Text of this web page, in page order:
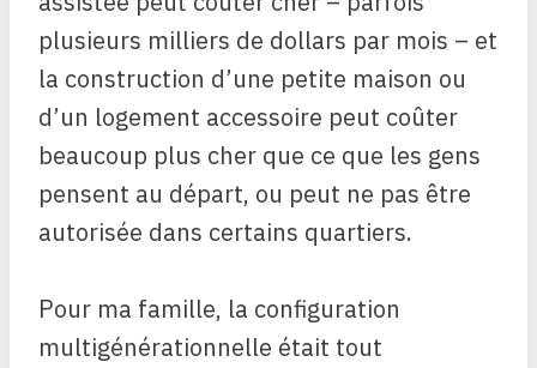
plusieurs milliers de dollars par mois – et
la construction d’une petite maison ou
d’un logement accessoire peut coûter
beaucoup plus cher que ce que les gens
pensent au départ, ou peut ne pas être
autorisée dans certains quartiers.
Pour ma famille, la configuration
multigénérationnelle était tout